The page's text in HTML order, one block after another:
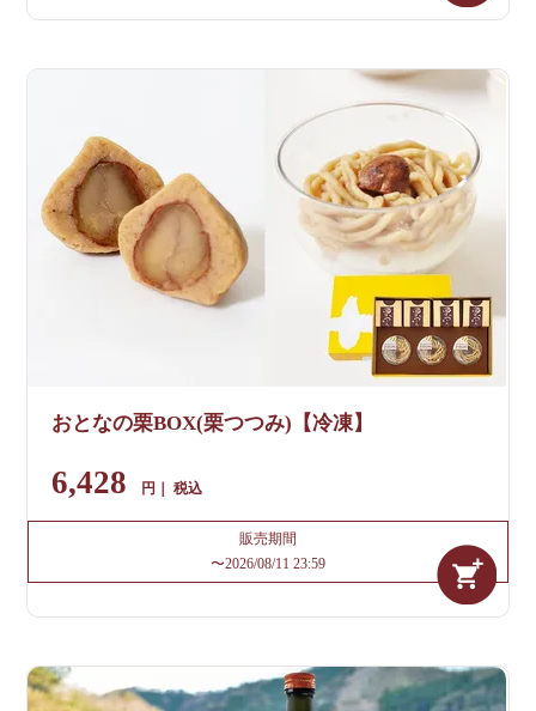
おとなの栗BOX(栗つつみ)【冷凍】
6,428 税込
販売期間
〜2026/08/11 23:59